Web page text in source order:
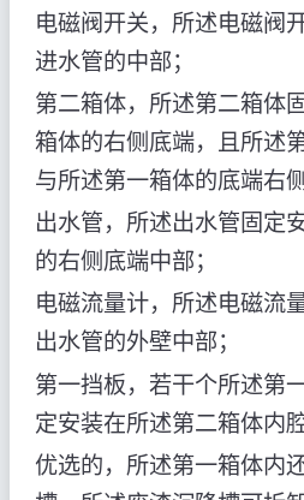
电磁阀开关，所述电磁阀
进水管的中部；
第二箱体，所述第二箱体
箱体的右侧底端，且所述
与所述第一箱体的底端右侧
出水管，所述出水管固定
的右侧底端中部；
电磁流量计，所述电磁流
出水管的外壁中部；
第一挡板，若干个所述第
定安装在所述第二箱体内
优选的，所述第一箱体内